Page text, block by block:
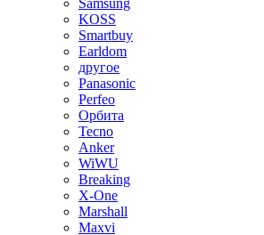
Samsung
KOSS
Smartbuy
Earldom
другое
Panasonic
Perfeo
Орбита
Tecno
Anker
WiWU
Breaking
X-One
Marshall
Maxvi